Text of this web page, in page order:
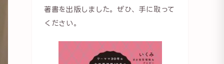
著書を出版しました。ぜひ、手に取って
ください。